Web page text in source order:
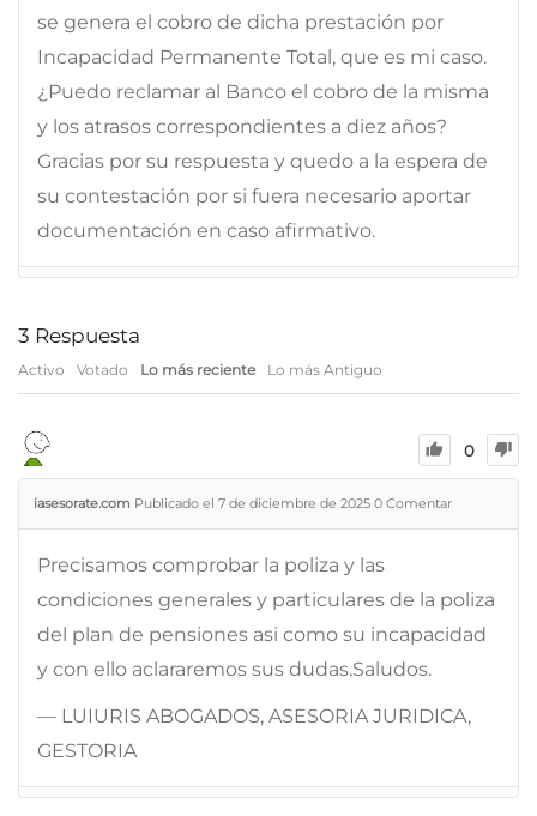
se genera el cobro de dicha prestación por
Incapacidad Permanente Total, que es mi caso.
¿Puedo reclamar al Banco el cobro de la misma
y los atrasos correspondientes a diez años?
Gracias por su respuesta y quedo a la espera de
su contestación por si fuera necesario aportar
documentación en caso afirmativo.
3 Respuesta
Activo Votado Lo más reciente Lo más Antiguo
0
iasesorate.com Publicado el 7 de diciembre de 2025 0 Comentar
Precisamos comprobar la poliza y las
condiciones generales y particulares de la poliza
del plan de pensiones asi como su incapacidad
y con ello aclararemos sus dudas.Saludos.
— LUIURIS ABOGADOS, ASESORIA JURIDICA,
GESTORIA